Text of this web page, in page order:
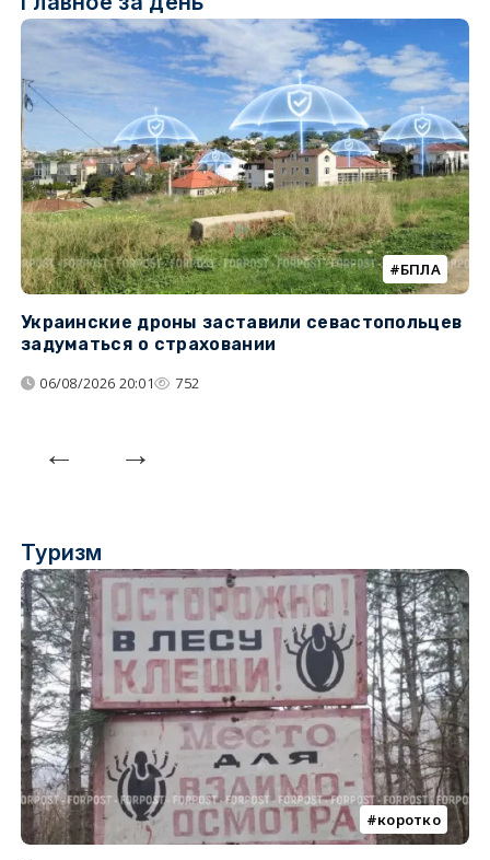
БПЛА
Украинские дроны заставили севастопольцев
задуматься о страховании
06/08/2026 20:01 752
Туризм
коротко